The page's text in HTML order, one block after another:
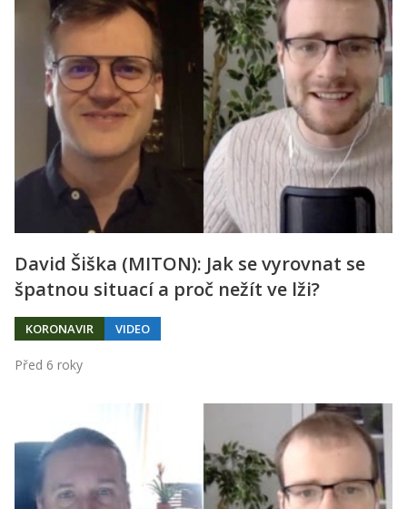
David Šiška (MITON): Jak se vyrovnat se
špatnou situací a proč nežít ve lži?
KORONAVIR VIDEO
Před 6 roky